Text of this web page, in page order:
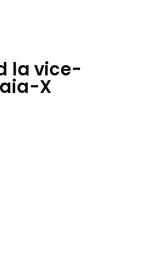
la vice-
X